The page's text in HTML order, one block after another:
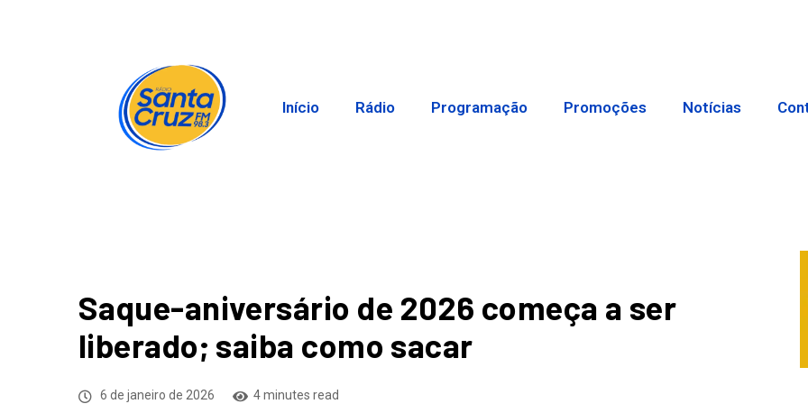
Início Rádio Programação Promoções Notícias
Saque-aniversário de 2026 começa a ser
liberado; saiba como sacar
6 de janeiro de 2026 4 minutes read